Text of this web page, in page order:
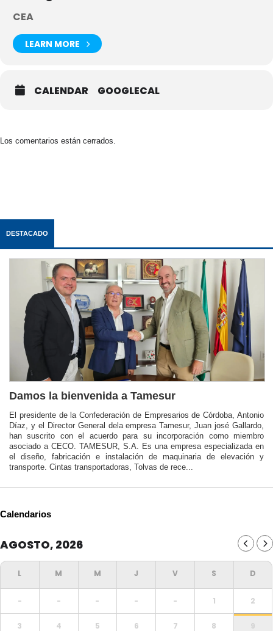
CEA
LEARN MORE
CALENDAR GOOGLECAL
Los comentarios están cerrados.
DESTACADO
Damos la bienvenida a Tamesur
El presidente de la Confederación de Empresarios de Córdoba, Antonio
Díaz, y el Director General dela empresa Tamesur, Juan josé Gallardo,
han suscrito con el acuerdo para su incorporación como miembro
asociado a CECO. TAMESUR, S.A. Es una empresa especializada en
el diseño, fabricación e instalación de maquinaria de elevación y
transporte. Cintas transportadoras, Tolvas de rece...
Calendarios
AGOSTO, 2026
- - - - - 1 2
3 4 5 6 7 8 9